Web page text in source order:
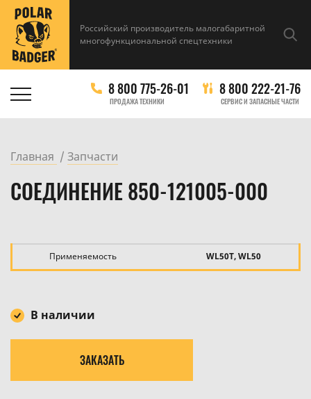
Российский производитель малогабаритной
многофункциональной спецтехники
8 800 775-26-01
ПРОДАЖА ТЕХНИКИ
8 800 222-21-76
СЕРВИС И ЗАПАСНЫЕ ЧАСТИ
Главная Запчасти
СОЕДИНЕНИЕ 850-121005-000
Применяемость WL50T, WL50
В наличии
ЗАКАЗАТЬ